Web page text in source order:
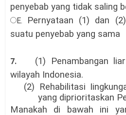
penyebab yang tidak saling
E. Pernyataan (1) dan
suatu penyebab yang sama
7. (1) Penambangan
wilayah Indonesia.
(2) Rehabilitasi
yang diprioritaskan
Manakah di bawah ini